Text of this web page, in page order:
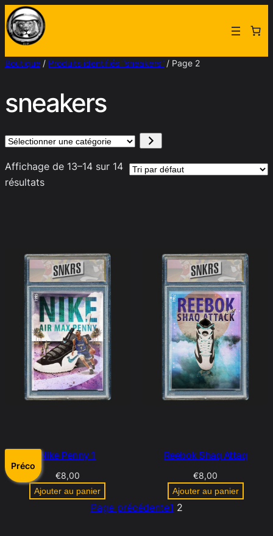
Aller
au
contenu
Boutique / Produits identifiés “sneakers” / Page 2
sneakers
Sélectionner
catégorie
Affichage de 13–14 sur 14
résultats
Préco
Nike Penny 1
€8,00
Ajouter au panier
Reebok Shaq Attaq
€8,00
Ajouter au panier
Page précédente1 2